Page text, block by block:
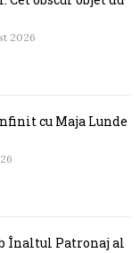
2026
cu Maja Lunde
Înaltul Patronaj al